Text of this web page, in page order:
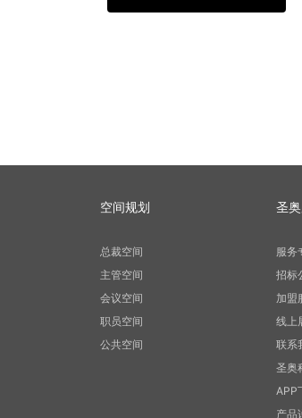
空间规划
总裁空间
主管空间
会议空间
职员空间
公共空间
圣
服务
招标
加盟
线上
联系
圣奥
APP
产品